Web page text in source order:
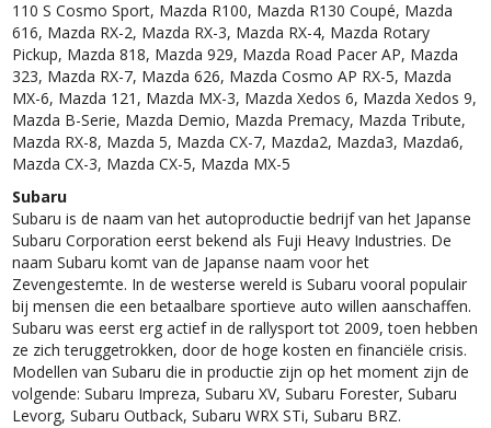
110 S Cosmo Sport, Mazda R100, Mazda R130 Coupé, Mazda
616, Mazda RX-2, Mazda RX-3, Mazda RX-4, Mazda Rotary
Pickup, Mazda 818, Mazda 929, Mazda Road Pacer AP, Mazda
323, Mazda RX-7, Mazda 626, Mazda Cosmo AP RX-5, Mazda
MX-6, Mazda 121, Mazda MX-3, Mazda Xedos 6, Mazda Xedos 9,
Mazda B-Serie, Mazda Demio, Mazda Premacy, Mazda Tribute,
Mazda RX-8, Mazda 5, Mazda CX-7, Mazda2, Mazda3, Mazda6,
Mazda CX-3, Mazda CX-5, Mazda MX-5
Subaru
Subaru is de naam van het autoproductie bedrijf van het Japanse
Subaru Corporation eerst bekend als Fuji Heavy Industries. De
naam Subaru komt van de Japanse naam voor het
Zevengestemte. In de westerse wereld is Subaru vooral populair
bij mensen die een betaalbare sportieve auto willen aanschaffen.
Subaru was eerst erg actief in de rallysport tot 2009, toen hebben
ze zich teruggetrokken, door de hoge kosten en financiële crisis.
Modellen van Subaru die in productie zijn op het moment zijn de
volgende: Subaru Impreza, Subaru XV, Subaru Forester, Subaru
Levorg, Subaru Outback, Subaru WRX STi, Subaru BRZ.